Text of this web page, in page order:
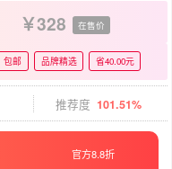
328 在售价
包邮 品牌精选 省40.00元
推荐度 101.51%
官方8.8折